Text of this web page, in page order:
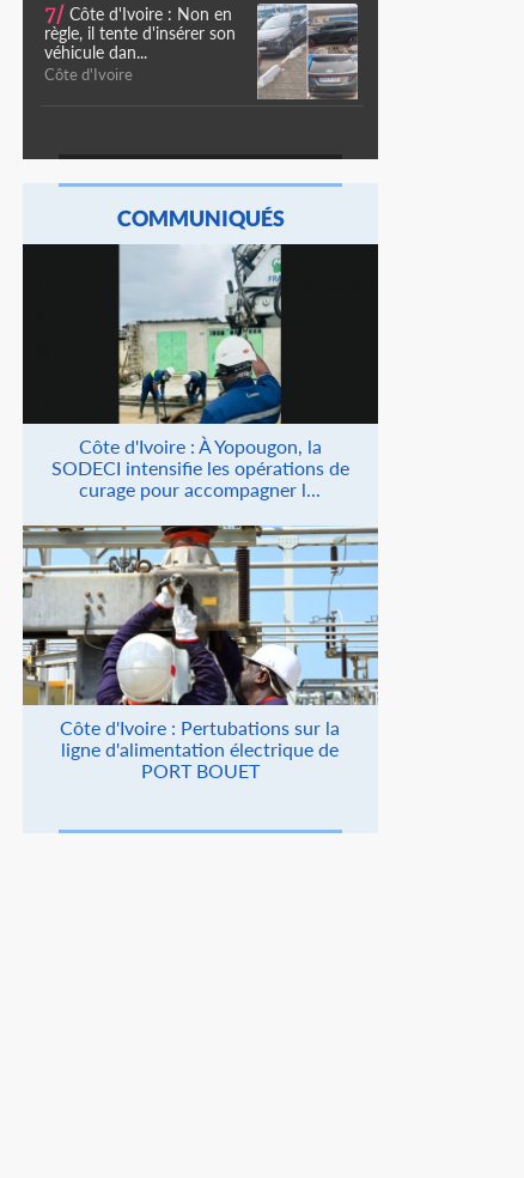
7/ Côte d'Ivoire : Non en
règle, il tente d'insérer son
véhicule dan...
Côte d'Ivoire
COMMUNIQUÉS
Côte d'Ivoire : À Yopougon, la
SODECI intensifie les opérations de
curage pour accompagner l...
Côte d'Ivoire : Pertubations sur la
ligne d'alimentation électrique de
PORT BOUET